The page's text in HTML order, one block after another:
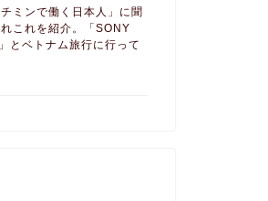
チミンで働く日本人」に聞
これを紹介。「SONY
とベトナム旅行に行って